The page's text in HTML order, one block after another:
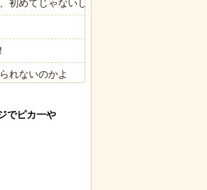
めてじゃないしね、うちだけじゃどうし
れないのかよ
でピカ一や